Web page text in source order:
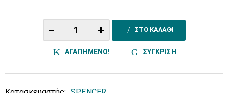
− + ΣΤΟ ΚΑΛΑΘΙ
ΑΓΑΠΗΜΕΝΟ! ΣΥΓΚΡΙΣΗ